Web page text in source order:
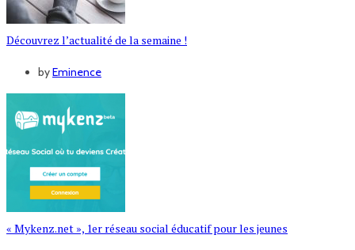
Découvrez l’actualité de la semaine !
byEminence
« Mykenz.net », 1er réseau social éducatif pour les jeunes